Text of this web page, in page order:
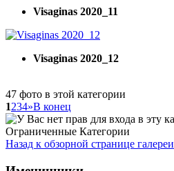
Visaginas 2020_11
Visaginas 2020_12
47 фото в этой категории
1234»В конец
Ограниченные Категории
Назад к обзорной странице галереи